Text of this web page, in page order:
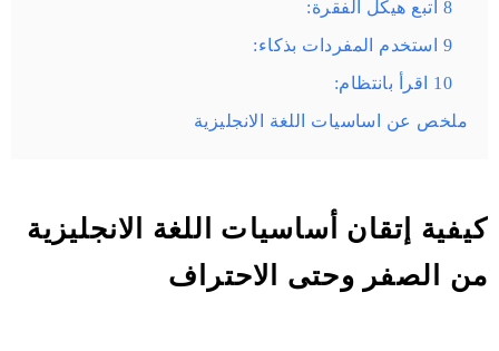
8 اتبع هيكل الفقرة:
9 استخدم المفردات بذكاء:
10 اقرأ بانتظام:
ملخص عن اساسيات اللغة الانجليزية
كيفية إتقان أساسيات اللغة الانجليزية
من الصفر وحتى الاحتراف